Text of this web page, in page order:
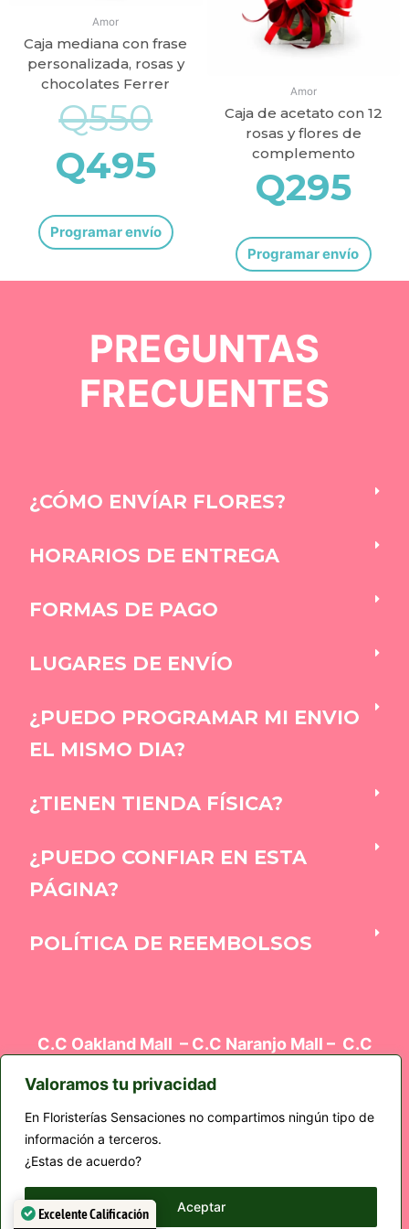
Valoramos tu privacidad
En Floristerías Sensaciones no compartimos ningún tipo de
información a terceros.
¿Estas de acuerdo?
Aceptar
Amor
Caja mediana con frase
personalizada, rosas y
chocolates Ferrer
Q550
Q495
Programar envío
Amor
Caja de acetato con 12
rosas y flores de
complemento
Q295
Programar envío
PREGUNTAS
FRECUENTES
¿CÓMO ENVÍAR FLORES?
HORARIOS DE ENTREGA
FORMAS DE PAGO
LUGARES DE ENVÍO
¿PUEDO PROGRAMAR MI ENVIO
EL MISMO DIA?
¿TIENEN TIENDA FÍSICA?
¿PUEDO CONFIAR EN ESTA
PÁGINA?
POLÍTICA DE REEMBOLSOS
C.C Oakland Mall – C.C Naranjo Mall – C.C
Kalú
Métodos de pago
Excelente Calificación